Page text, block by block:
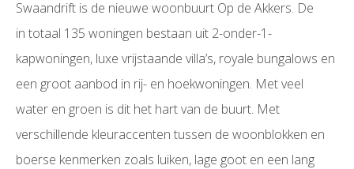
Swaandrift is de nieuwe woonbuurt Op de Akkers. De
in totaal 135 woningen bestaan uit 2-onder-1-
kapwoningen, luxe vrijstaande villa’s, royale bungalows en
een groot aanbod in rij- en hoekwoningen. Met veel
water en groen is dit het hart van de buurt. Met
verschillende kleuraccenten tussen de woonblokken en
boerse kenmerken zoals luiken, lage goot en een lang